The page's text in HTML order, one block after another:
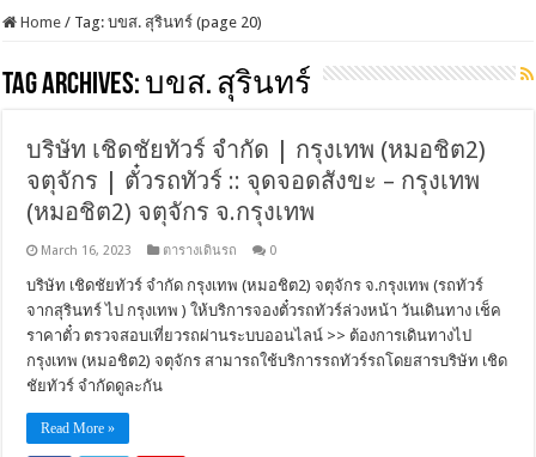
Home / Tag:บขส. สุรินทร์ (page 20)
Tag Archives: บขส. สุรินทร์
บริษัท เชิดชัยทัวร์ จำกัด | กรุงเทพ (หมอชิต2)
จตุจักร | ตั๋วรถทัวร์ :: จุดจอดสังขะ – กรุงเทพ
(หมอชิต2) จตุจักร จ.กรุงเทพ
March 16, 2023 ตารางเดินรถ 0
บริษัท เชิดชัยทัวร์ จำกัด กรุงเทพ (หมอชิต2) จตุจักร จ.กรุงเทพ (รถทัวร์
จากสุรินทร์ ไป กรุงเทพ ) ให้บริการจองตั๋วรถทัวร์ล่วงหน้า วันเดินทาง เช็ค
ราคาตั๋ว ตรวจสอบเที่ยวรถผ่านระบบออนไลน์ >> ต้องการเดินทางไป
กรุงเทพ (หมอชิต2) จตุจักร สามารถใช้บริการรถทัวร์รถโดยสารบริษัท เชิด
ชัยทัวร์ จำกัดดูละกัน
Read More »